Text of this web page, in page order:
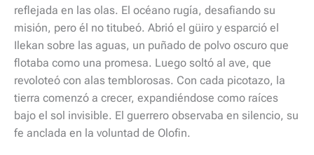
reflejada en las olas. El océano rugía, desafiando su
misión, pero él no titubeó. Abrió el güiro y esparció el
Ilekan sobre las aguas, un puñado de polvo oscuro que
flotaba como una promesa. Luego soltó al ave, que
revoloteó con alas temblorosas. Con cada picotazo, la
tierra comenzó a crecer, expandiéndose como raíces
bajo el sol invisible. El guerrero observaba en silencio, su
fe anclada en la voluntad de Olofin.